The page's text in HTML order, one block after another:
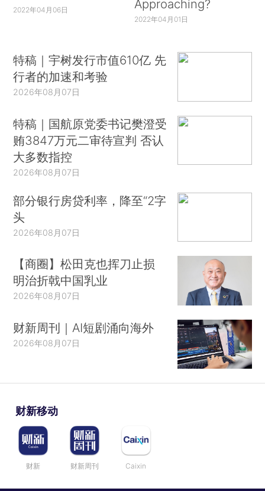
2022年04月06日
Approaching?
2022年04月01日
特稿｜宇树发行市值610亿 先
行者的加速和考验
2026年08月07日
特稿｜国航原党委书记樊澄受
贿3847万元二审待宣判 否认
大多数指控
2026年08月07日
部分银行房贷利率，降至“2字
头
2026年08月07日
【商圈】松田克也挥刀止损
明治折戟中国乳业
2026年08月07日
财新周刊｜AI短剧涌向海外
2026年08月07日
财新移动
财新 财新周刊 Caixin